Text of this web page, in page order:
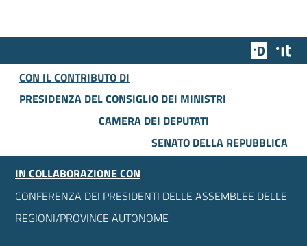
Team
CON IL CONTRIBUTO DI
PRESIDENZA DEL CONSIGLIO DEI MINISTRI
CAMERA DEI DEPUTATI
SENATO DELLA REPUBBLICA
IN COLLABORAZIONE CON
CONFERENZA DEI PRESIDENTI DELLE ASSEMBLEE DELLE
REGIONI/PROVINCE AUTONOME